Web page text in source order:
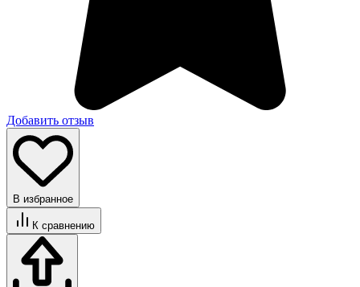
Добавить отзыв
В избранное
К сравнению